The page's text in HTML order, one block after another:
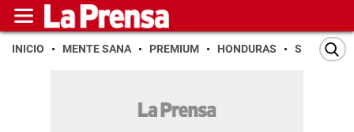
INICIO MENTE SANA PREMIUM HONDURAS SAN PEDRO